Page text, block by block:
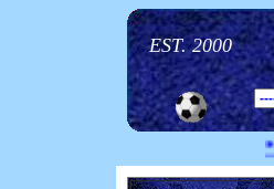
EST. 2000
***